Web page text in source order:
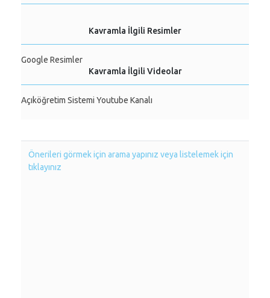
Kavramla İlgili Resimler
Google Resimler
Kavramla İlgili Videolar
Açıköğretim Sistemi Youtube Kanalı
Önerileri görmek için arama yapınız veya listelemek için
tıklayınız